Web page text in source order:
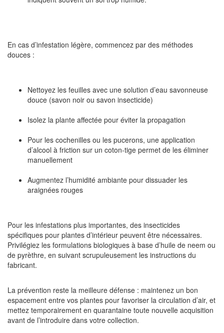
En cas d’infestation légère, commencez par des méthodes
douces :
Nettoyez les feuilles avec une solution d’eau savonneuse
douce (savon noir ou savon insecticide)
Isolez la plante affectée pour éviter la propagation
Pour les cochenilles ou les pucerons, une application
d’alcool à friction sur un coton-tige permet de les éliminer
manuellement
Augmentez l’humidité ambiante pour dissuader les
araignées rouges
Pour les infestations plus importantes, des insecticides
spécifiques pour plantes d’intérieur peuvent être nécessaires.
Privilégiez les formulations biologiques à base d’huile de neem ou
de pyrèthre, en suivant scrupuleusement les instructions du
fabricant.
La prévention reste la meilleure défense : maintenez un bon
espacement entre vos plantes pour favoriser la circulation d’air, et
mettez temporairement en quarantaine toute nouvelle acquisition
avant de l’introduire dans votre collection.